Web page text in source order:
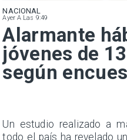
NACIONAL
Ayer A Las 9:49
Alarmante
jóvenes de
según
Un estudio realizado a
todo el país ha revelado